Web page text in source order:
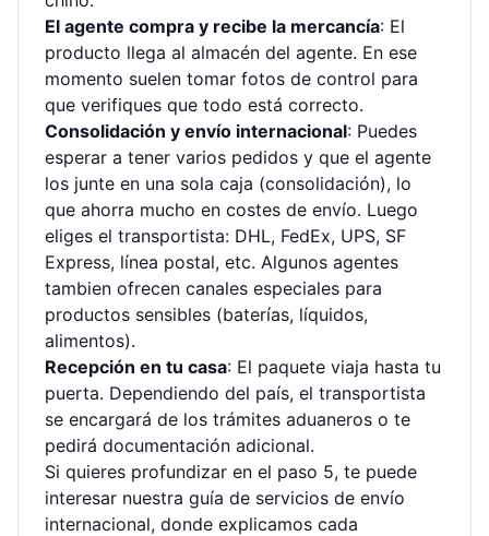
El agente compra y recibe la mercancía: El
producto llega al almacén del agente. En ese
momento suelen tomar fotos de control para
que verifiques que todo está correcto.
Consolidación y envío internacional: Puedes
esperar a tener varios pedidos y que el agente
los junte en una sola caja (consolidación), lo
que ahorra mucho en costes de envío. Luego
eliges el transportista: DHL, FedEx, UPS, SF
Express, línea postal, etc. Algunos agentes
tambien ofrecen canales especiales para
productos sensibles (baterías, líquidos,
alimentos).
Recepción en tu casa: El paquete viaja hasta tu
puerta. Dependiendo del país, el transportista
se encargará de los trámites aduaneros o te
pedirá documentación adicional.
Si quieres profundizar en el paso 5, te puede
interesar nuestra guía de servicios de envío
internacional, donde explicamos cada